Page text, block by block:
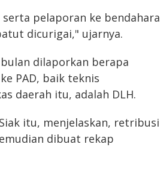
pelaporan ke bendahara
dicurigai," ujarnya.
dilaporkan berapa
PAD, baik teknis
daerah itu, adalah DLH.
itu, menjelaskan, retribusi
dibuat rekap